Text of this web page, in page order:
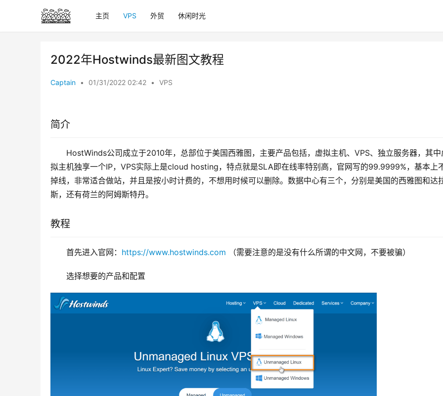
主页 VPS 外贸 休闲时光
2022年Hostwinds最新图文教程
Captain • 01/31/2022 02:42 • VPS
简介
HostWinds公司成立于2010年，总部位于美国西雅图，主要产品包括，虚拟主机、VPS、独立服务器，其中
拟主机独享一个IP，VPS实际上是cloud hosting，特点就是SLA即在线率特别高，官网写的99.9999%，基本上
掉线，非常适合做站，并且是按小时计费的，不想用时候可以删除。数据中心有三个，分别是美国的西雅图和达
斯，还有荷兰的阿姆斯特丹。
教程
首先进入官网： https://www.hostwinds.com （需要注意的是没有什么所谓的中文网，不要被骗）
选择想要的产品和配置